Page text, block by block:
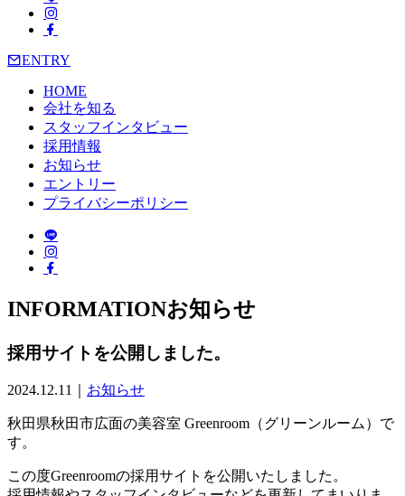
ENTRY
HOME
会社を知る
スタッフインタビュー
採用情報
お知らせ
エントリー
プライバシーポリシー
INFORMATIONお知らせ
採用サイトを公開しました。
2024.12.11｜ お知らせ
秋田県秋田市広面の美容室 Greenroom（グリーンルーム）で
す。
この度Greenroomの採用サイトを公開いたしました。